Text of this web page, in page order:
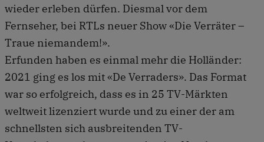
wieder erleben dürfen. Diesmal vor dem
Fernseher, bei RTLs neuer Show «Die Verräter –
Traue niemandem!».
Erfunden haben es einmal mehr die Holländer:
2021 ging es los mit «De Verraders». Das Format
war so erfolgreich, dass es in 25 TV-Märkten
weltweit lizenziert wurde und zu einer der am
schnellsten sich ausbreitenden TV-